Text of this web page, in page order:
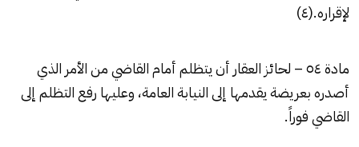
لإقراره.(٤)
مادة ٥٤ – لحائز العقار أن يتظلم أمام القاضي من الأمر الذي
أصدره بعريضة يقدمها إلى النيابة العامة، وعليها رفع التظلم إلى
القاضي فوراً.